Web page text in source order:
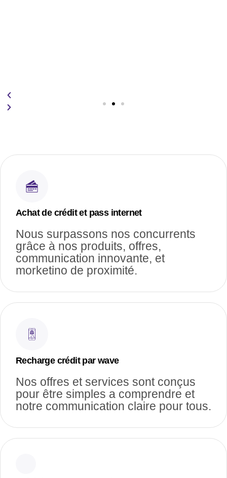
Achat de crédit et pass internet
Nous surpassons nos concurrents
grâce à nos produits, offres,
communication innovante, et
morketino de proximité.
Recharge crédit par wave
Nos offres et services sont conçus
pour être simples a comprendre et
notre communication claire pour tous.